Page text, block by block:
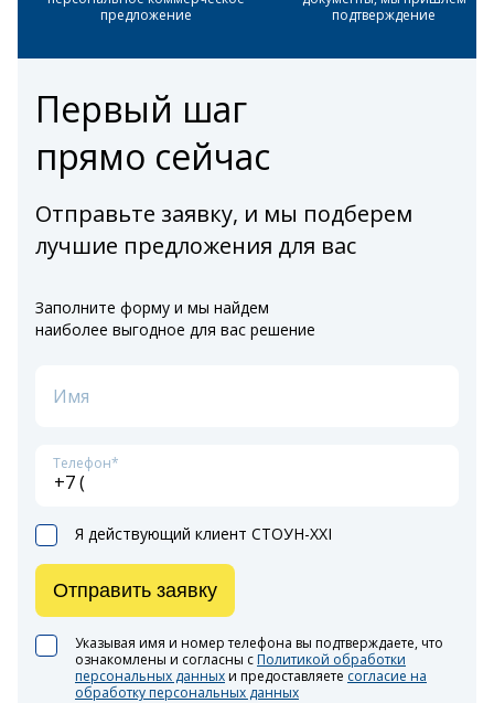
предложение
подтверждение
Первый шаг
прямо сейчас
Отправьте заявку, и мы подберем
лучшие предложения для вас
Заполните форму и мы найдем
наиболее выгодное для вас решение
Имя
Телефон*
Я действующий клиент СТОУН-XXI
Указывая имя и номер телефона вы подтверждаете, что
ознакомлены и согласны с Политикой обработки
персональных данныхи предоставляете согласие на
обработку персональных данных
Отправить заявку